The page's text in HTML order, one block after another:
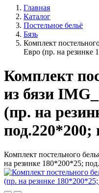
Главная
Каталог
Постельное бельё
Бязь
Комплект
Евро (пр. на резинке
Комплект
из бязи
(пр. на
Комплект постельного
на резинке 180*200*25;